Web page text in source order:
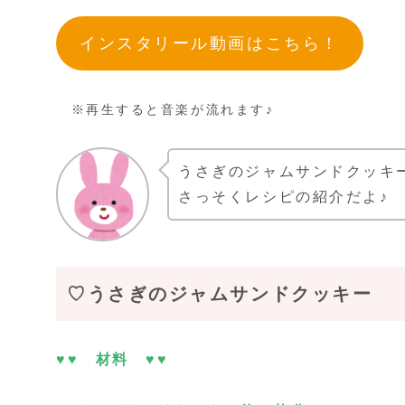
インスタリール動画はこちら！
※再生すると音楽が流れます♪
うさぎのジャムサンドクッキ
さっそくレシピの紹介だよ♪
♡うさぎのジャムサンドクッキー
♥♥ 材料 ♥♥